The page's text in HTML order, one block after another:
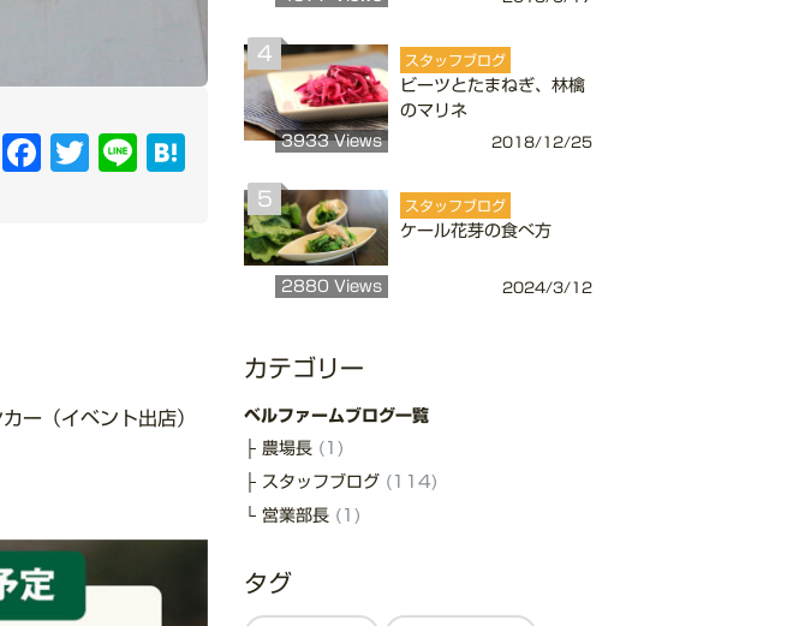
Facebook
Twitter Line
ー（イベント出店）
4 スタッフブログ
ビーツとたまねぎ、林檎
のマリネ
3933 Views 2018/12/25
5 スタッフブログ
ケール花芽の食べ方
2880 Views 2024/3/12
カテゴリー
ベルファームブログ一覧
農場長 (1)
スタッフブログ (114)
営業部長 (1)
タグ